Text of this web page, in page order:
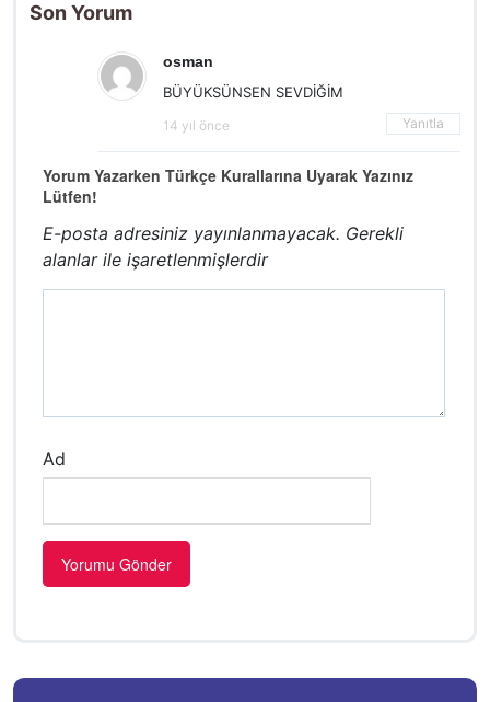
Son Yorum
osman
BÜYÜKSÜNSEN SEVDİĞİM
14 yıl önce Yanıtla
Yorum Yazarken Türkçe Kurallarına Uyarak Yazınız
Lütfen!
E-posta adresiniz yayınlanmayacak. Gerekli
alanlar ile işaretlenmişlerdir
Ad